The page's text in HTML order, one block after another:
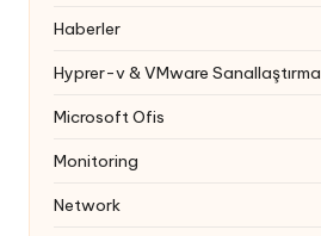
Haberler
Hyprer-v & VMware Sanallaştırma
Microsoft Ofis
Monitoring
Network